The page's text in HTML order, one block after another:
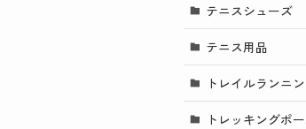
テニスシューズ
テニス用品
トレイルランニ
トレッキングポ